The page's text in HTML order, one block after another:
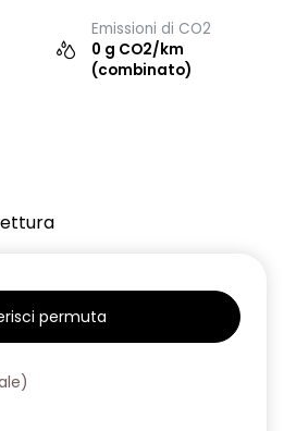
Emissioni di CO2
0 g CO2/km
(combinato)
permuta
)